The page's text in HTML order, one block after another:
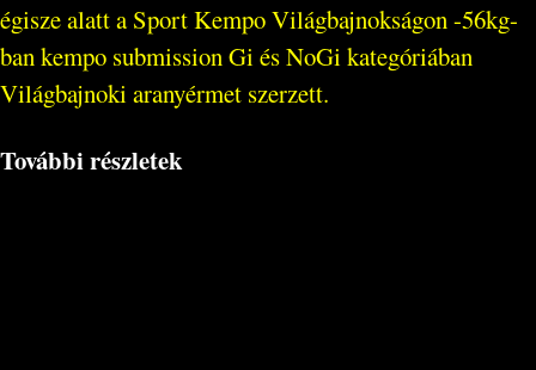
égisze alatt a Sport Kempo Világbajnokságon -56kg-
ban kempo submission Gi és NoGi kategóriában
Világbajnoki aranyérmet szerzett.
További részletek